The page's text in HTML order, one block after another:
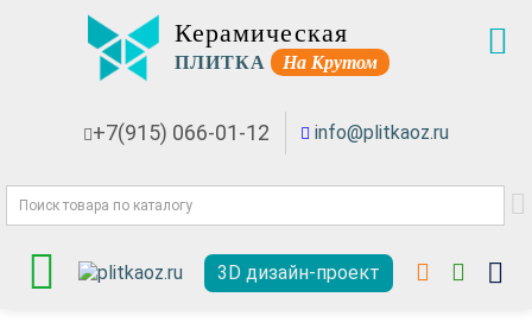
Керамическая
ПЛИТКА На Крутом
+7(915) 066-01-12 info@plitkaoz.ru
3D дизайн-проект